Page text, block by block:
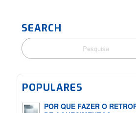
SEARCH
POPULARES
POR QUE FAZER O